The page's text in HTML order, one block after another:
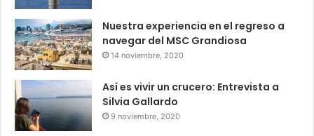
Nuestra experiencia en el regreso a
navegar del MSC Grandiosa
14 noviembre, 2020
Así es vivir un crucero: Entrevista a
Silvia Gallardo
9 noviembre, 2020